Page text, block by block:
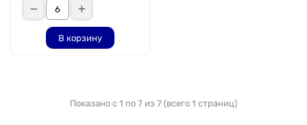
В корзину
Показано с 1 по 7 из 7 (всего 1 страниц)